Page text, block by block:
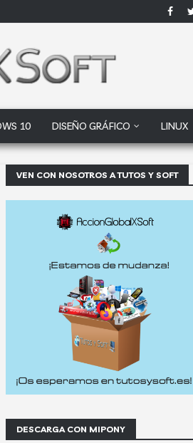
10 DISEÑO GRÁFICO LINUX
VEN CON NOSOTROS A TUTOS Y SOFT
DESCARGA CON MIPONY